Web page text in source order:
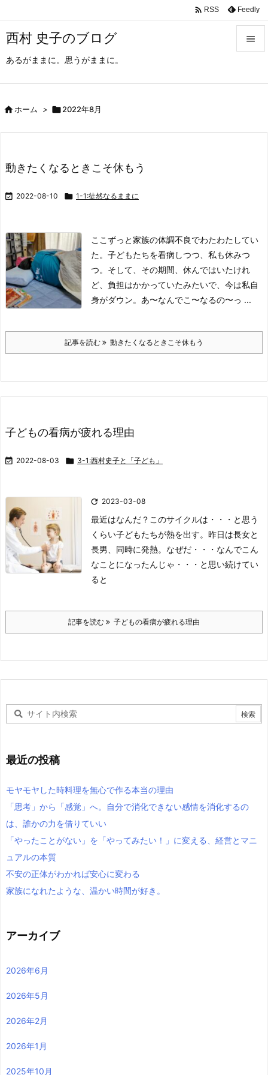
西村 史子のブログ
あるがままに。思うがままに。

 RSS Feedly
ホーム > 2022年8月
動きたくなるときこそ休もう
 2022-08-10  1-1:徒然なるままに
ここずっと家族の体調不良でわたわたしてい
た。 子どもたちを看病しつつ、私も休みつ
つ。 そして、その期間、休んではいたけれ
ど、負担はかかっていたみたいで、今は私自
身がダウン。 あ〜なんでこ〜なるの〜っ ...
記事を読む 動きたくなるときこそ休もう
子どもの看病が疲れる理由
 2022-08-03  3-1:西村史子と「子ども」
 2023-03-08
最近はなんだ？このサイクルは・・・ と思う
くらい子どもたちが熱を出す。 昨日は長女と
長男、同時に発熱。 なぜだ・・・ なんでこん
なことになったんじゃ・・・と 思い続けてい
ると
記事を読む 子どもの看病が疲れる理由
最近の投稿
モヤモヤした時料理を無心で作る本当の理由
「思考」から「感覚」へ。自分で消化できない感情を消化するの
は、誰かの力を借りていい
「やったことがない」を「やってみたい！」に変える、経営とマニ
ュアルの本質
不安の正体がわかれば安心に変わる
家族になれたような、温かい時間が好き。
アーカイブ
2026年6月
2026年5月
2026年2月
2026年1月
2025年10月